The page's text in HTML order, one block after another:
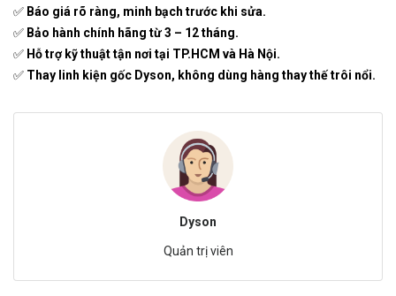
✅ Báo giá rõ ràng, minh bạch trước khi sửa.
✅ Bảo hành chính hãng từ 3 – 12 tháng.
✅ Hỗ trợ kỹ thuật tận nơi tại TP.HCM và Hà Nội.
✅ Thay linh kiện gốc Dyson, không dùng hàng thay thế trôi nổi.
Dyson
Quản trị viên